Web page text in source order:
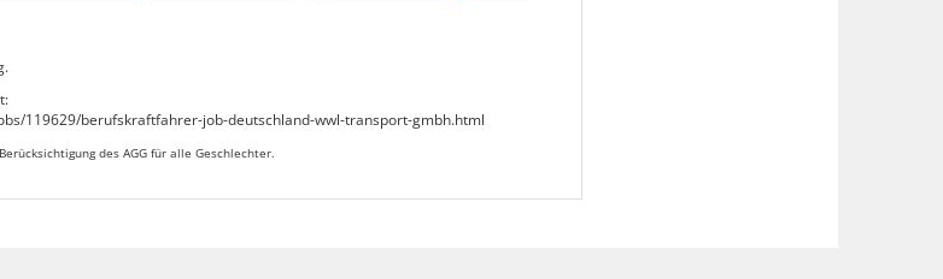
119629/berufskraftfahrer-job-deutschland-wwl-transport-gmbh.html
des AGG für alle Geschlechter.